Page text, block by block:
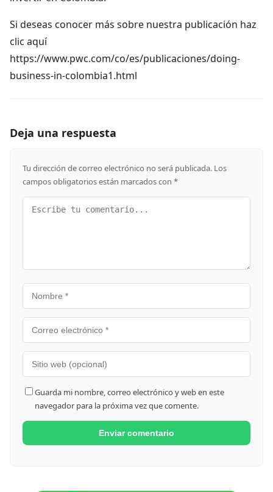
Si deseas conocer más sobre nuestra publicación haz
clic aquí
https://www.pwc.com/co/es/publicaciones/doing-
business-in-colombia1.html
Deja una respuesta
Tu dirección de correo electrónico no será publicada. Los
campos obligatorios están marcados con *
Guarda mi nombre, correo electrónico y web en este
navegador para la próxima vez que comente.